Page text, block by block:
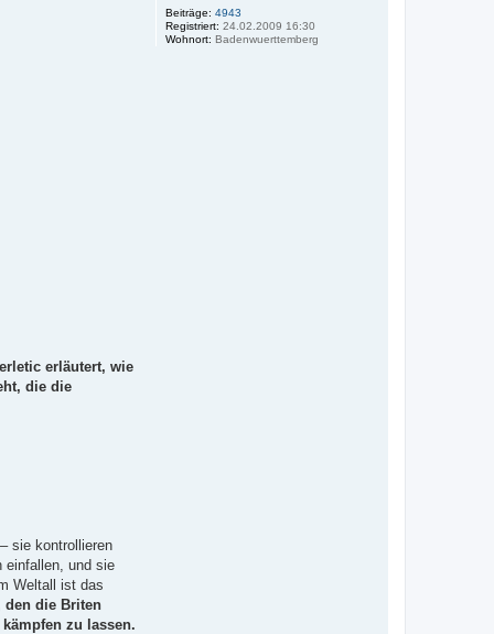
Beiträge: 4943
Registriert: 24.02.2009 16:30
Wohnort: Badenwuerttemberg
erläutert, wie
die die
sie kontrollieren
einfallen, und sie
Weltall ist das
den die Briten
zu lassen.